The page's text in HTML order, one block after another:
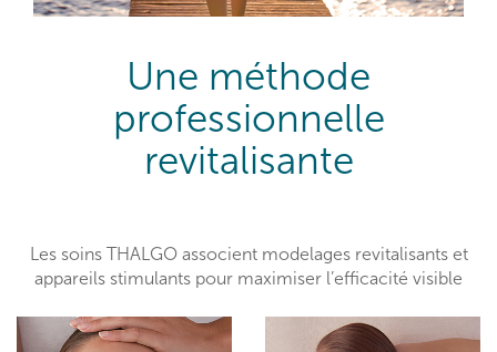
Une méthode
professionnelle
revitalisante
Les soins THALGO associent modelages revitalisants et
appareils stimulants pour maximiser l’efficacité visible